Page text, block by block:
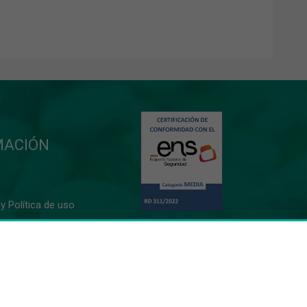
Política de uso